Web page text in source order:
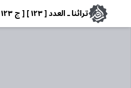
تراثنا ـ العدد [ ١٢٣ ] [ ج ١٢٣ ]